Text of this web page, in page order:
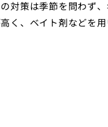
対策は季節を問わず
く、ベイト剤などを